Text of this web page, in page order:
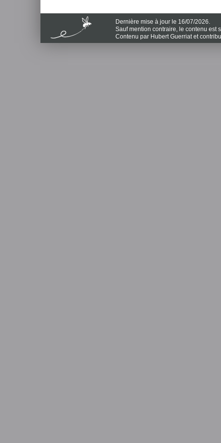
Dernière mise à jour le 16/07/2026.
Sauf mention contraire, le contenu est
Contenu par Hubert Guerriat et